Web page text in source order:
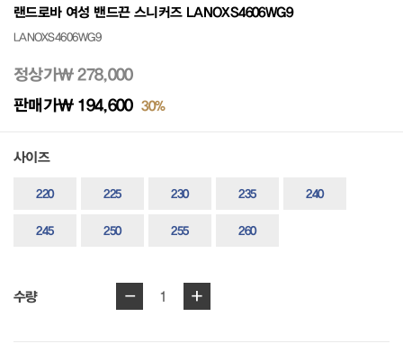
랜드로바 여성 밴드끈 스니커즈 LANOXS4606WG9
LANOXS4606WG9
정상가₩ 278,000
판매가₩ 194,600 30%
사이즈
220 225 230 235 240
245 250 255 260
수량 - 1 +